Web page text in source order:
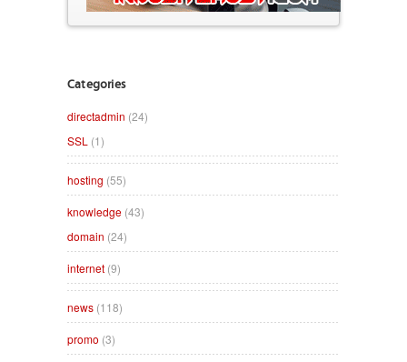
Categories
directadmin (24)
SSL (1)
hosting (55)
knowledge (43)
domain (24)
internet (9)
news (118)
promo (3)